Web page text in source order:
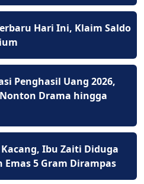
Hari Ini, Klaim Saldo
Penghasil Uang 2026,
Drama hingga
Ibu Zaiti Diduga
Emas 5 Gram Dirampas